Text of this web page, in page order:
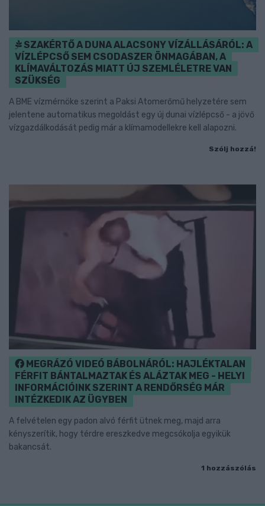
SZAKÉRTŐ A DUNA ALACSONY VÍZÁLLÁSÁRÓL: A
VÍZLÉPCSŐ SEM CSODASZER ÖNMAGÁBAN, A
KLÍMAVÁLTOZÁS MIATT ÚJ SZEMLÉLETRE VAN
SZÜKSÉG
A BME vízmérnöke szerint a Paksi Atomerőmű helyzetére sem
jelentene automatikus megoldást egy új dunai vízlépcső - a jövő
vízgazdálkodását pedig már a klímamodellekre kell alapozni.
Szólj hozzá!
MEGRÁZÓ VIDEÓ BÁBOLNÁRÓL: HAJLÉKTALAN
FÉRFIT BÁNTALMAZTAK ÉS ALÁZTAK MEG - HELYI
INFORMÁCIÓINK SZERINT A RENDŐRSÉG MÁR
INTÉZKEDIK AZ ÜGYBEN
A felvételen egy padon alvó férfit ütnek meg, majd arra
kényszerítik, hogy térdre ereszkedve megcsókolja egyikük
bakancsát.
1 hozzászólás